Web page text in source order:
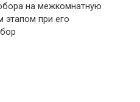
на межкомнатную
этапом при его